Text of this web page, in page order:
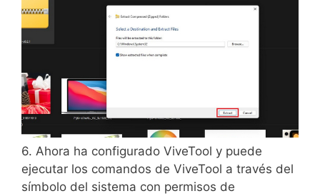
6. Ahora ha configurado ViveTool y puede
ejecutar los comandos de ViveTool a través del
símbolo del sistema con permisos de